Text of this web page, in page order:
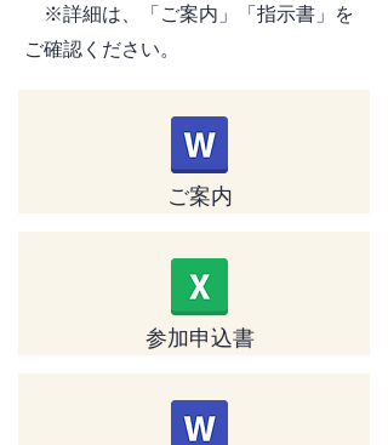
​ ※詳細は、「ご案内」「指示書」を
ご確認ください。
ご案内
​参加申込書